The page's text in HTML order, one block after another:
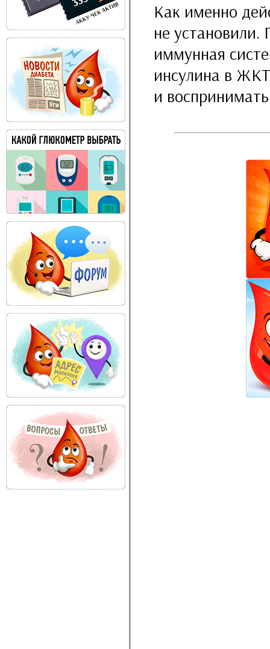
Как именно
не
иммунная
инсулина в ЖКТ
и